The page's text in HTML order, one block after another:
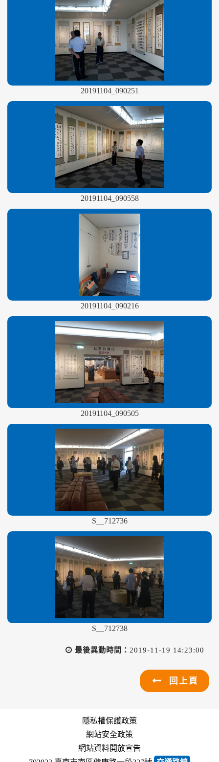
20191104_090251
20191104_090558
20191104_090216
20191104_090505
S__712736
S__712738
最後異動時間： 2019-11-19 14:23:00
回上頁
隱私權保護政策
網站安全政策
網站資料開放宣告